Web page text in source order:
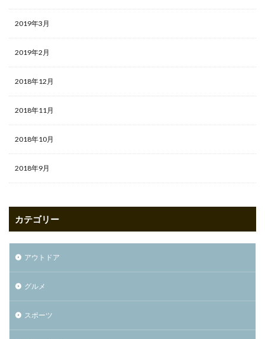
2019年3月
2019年2月
2018年12月
2018年11月
2018年10月
2018年9月
カテゴリー
アウトドア
グルメ
スポーツ